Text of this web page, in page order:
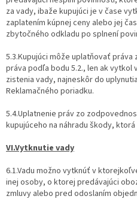
za vady, ibaže kupujúci je v čase
zaplatením kúpnej ceny alebo jej
zbytočného odkladu po splnení
5.3.Kupujúci môže uplatňovať
práva podľa bodu 5.2., len ak vytkol
zistenia vady, najneskôr do
Reklamačného poriadku.
5.4.Uplatnenie práv zo
kupujúceho na náhradu škody,
VI.Vytknutie vady
6.1.Vadu možno vytknúť v
inej osoby, o ktorej predávajúci
zmluvy alebo pred odoslaním